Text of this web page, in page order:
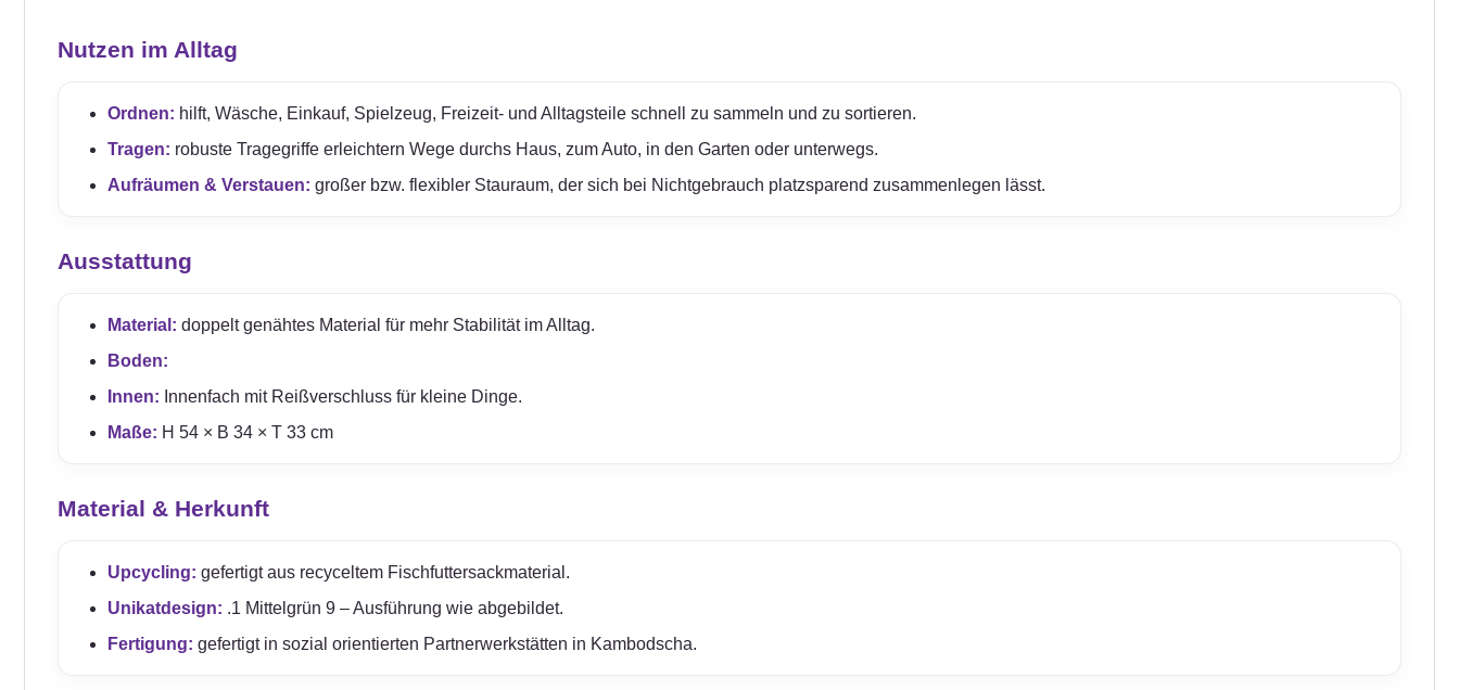
Nutzen im Alltag
Ordnen: hilft, Wäsche, Einkauf, Spielzeug, Freizeit- und Alltagsteile schnell zu sammeln und zu sortieren.
Tragen: robuste Tragegriffe erleichtern Wege durchs Haus, zum Auto, in den Garten oder unterwegs.
Aufräumen & Verstauen: großer bzw. flexibler Stauraum, der sich bei Nichtgebrauch platzsparend zusammenlegen lässt.
Ausstattung
Material: doppelt genähtes Material für mehr Stabilität im Alltag.
Boden:
Innen: Innenfach mit Reißverschluss für kleine Dinge.
Maße: H 54 × B 34 × T 33 cm
Material & Herkunft
Upcycling: gefertigt aus recyceltem Fischfuttersackmaterial.
Unikatdesign: .1 Mittelgrün 9 – Ausführung wie abgebildet.
Fertigung: gefertigt in sozial orientierten Partnerwerkstätten in Kambodscha.